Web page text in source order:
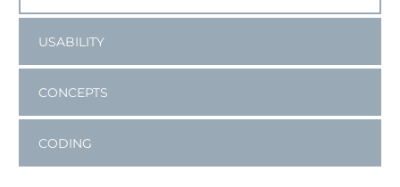
USABILITY
CONCEPTS
CODING